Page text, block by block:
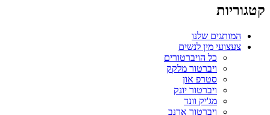
קטגוריות
המותגים שלנו
צעצועי מין לנשים
כל הויברטורים
ויברטור מלקק
סטרפ און
ויברטור יונק
מג'יק וונד
ויברטור ארנב